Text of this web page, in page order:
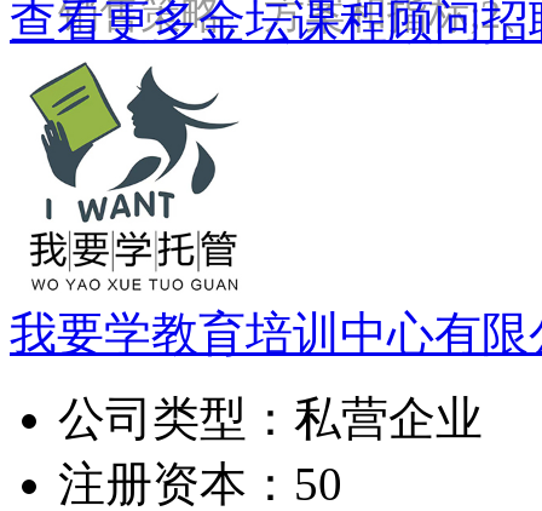
销售策略、方案和指标;2
查看更多金坛课程顾问招
我要学教育培训中心有限
公司类型： 私营企业
注册资本： 50